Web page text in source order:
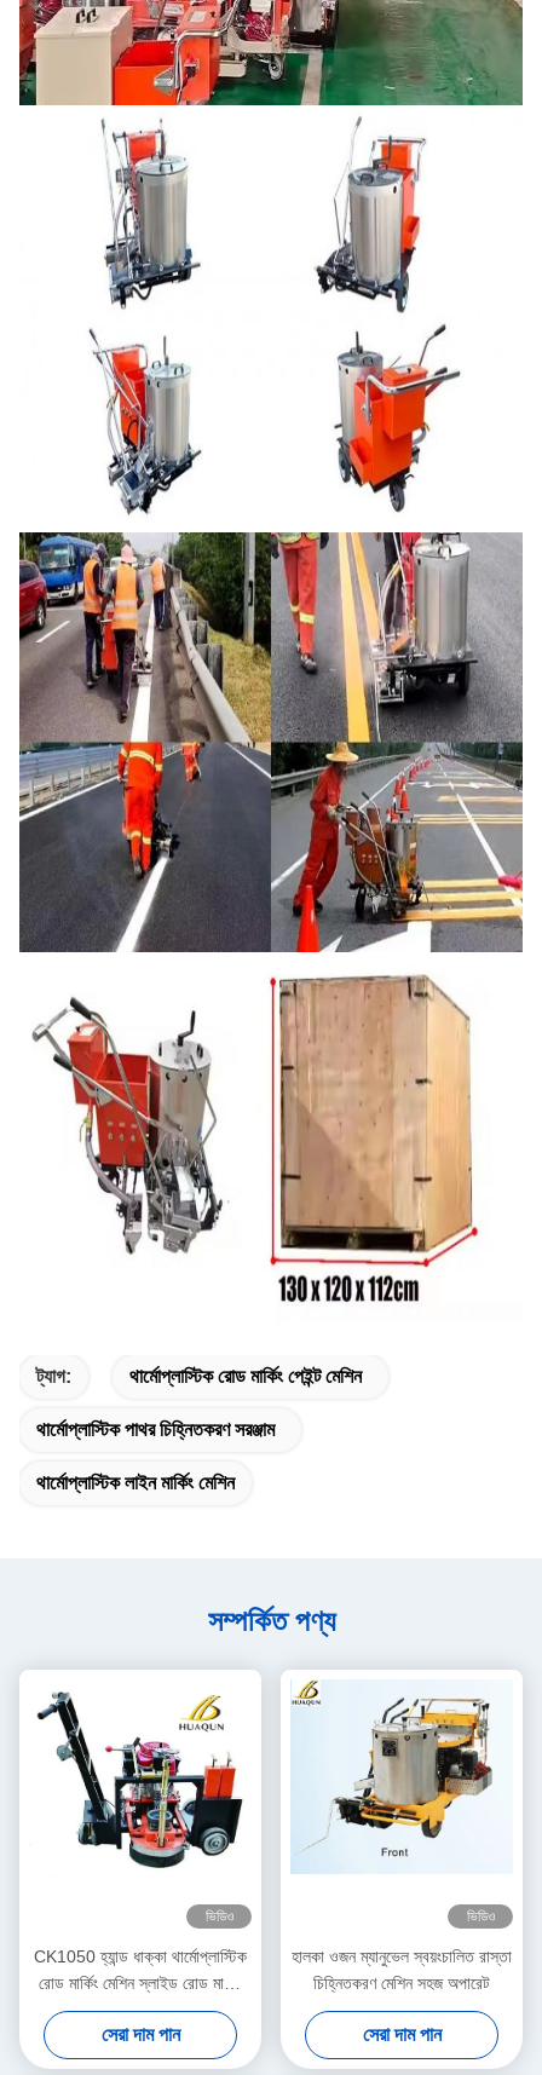
ট্যাগ: থার্মোপ্লাস্টিক রোড মার্কিং পেইন্ট মেশিন
থার্মোপ্লাস্টিক পাথর চিহ্নিতকরণ সরঞ্জাম
থার্মোপ্লাস্টিক লাইন মার্কিং মেশিন
সম্পর্কিত পণ্য
ভিডিও
CK1050 হ্যান্ড ধাক্কা থার্মোপ্লাস্টিক
রোড মার্কিং মেশিন স্লাইড রোড মার্কিং
অপসারণকারী
সেরা দাম পান
ভিডিও
হালকা ওজন ম্যানুভেল স্বয়ংচালিত রাস্তা
চিহ্নিতকরণ মেশিন সহজ অপারেট
সেরা দাম পান